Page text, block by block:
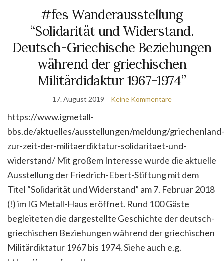
#fes Wanderausstellung
“Solidarität und Widerstand.
Deutsch-Griechische Beziehungen
während der griechischen
Militärdidaktur 1967-1974”
17. August 2019 Keine Kommentare
https://www.igmetall-
bbs.de/aktuelles/ausstellungen/meldung/griechenland-
zur-zeit-der-militaerdiktatur-solidaritaet-und-
widerstand/ Mit großem Interesse wurde die aktuelle
Ausstellung der Friedrich-Ebert-Stiftung mit dem
Titel “Solidarität und Widerstand” am 7. Februar 2018
(!) im IG Metall-Haus eröffnet. Rund 100 Gäste
begleiteten die dargestellte Geschichte der deutsch-
griechischen Beziehungen während der griechischen
Militärdiktatur 1967 bis 1974. Siehe auch e.g.